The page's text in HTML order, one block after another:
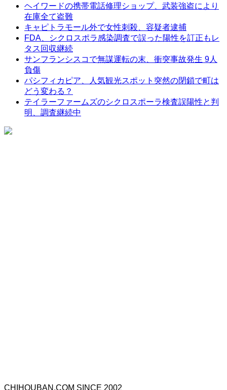
ヘイワードの携帯電話修理ショップ、武装強盗により
在庫全て盗難
キャピトラモール外で女性刺殺、容疑者逮捕
FDA、シクロスポラ感染調査で誤った陽性を訂正もレ
タス回収継続
サンフランシスコで無謀運転の末、衝突事故発生 9人
負傷
パシフィカピア、人気観光スポット突然の閉鎖で町は
どう変わる？
テイラーファームズのシクロスポーラ検査誤陽性と判
明、調査継続中
CHIHOUBAN.COM SINCE 2002